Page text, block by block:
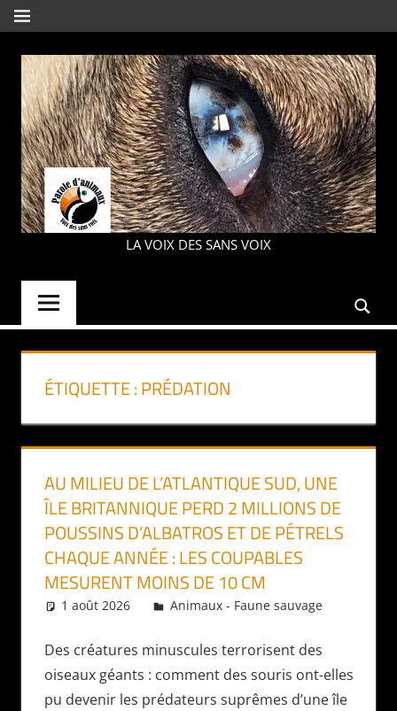
Aller
au
contenu
MENU
PAROLE
LA VOIX DES SANS VOIX
ÉTIQUETTE :PRÉDATION
AU MILIEU DE L’ATLANTIQUE SUD, UNE
ÎLE BRITANNIQUE PERD 2 MILLIONS DE
POUSSINS D’ALBATROS ET DE PÉTRELS
CHAQUE ANNÉE : LES COUPABLES
MESURENT MOINS DE 10 CM
1 août 2026 Daniel
Animaux - Faune sauvage
Des créatures minuscules terrorisent des
oiseaux géants : comment des souris ont-elles
pu devenir les prédateurs suprêmes d’une île